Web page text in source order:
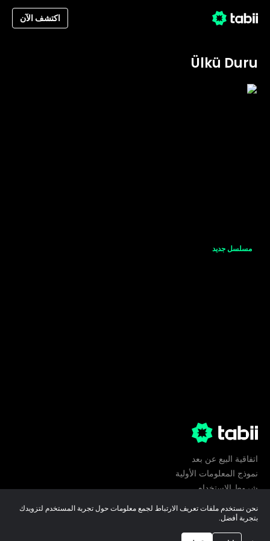
اكتشف الآن
Ülkü Duru
مسلسل جديد
اتفاقية البيع عن بعد
نموذج المعلومات الأولية
شروط الإستخدام
تفضيلات ملفات تعريف الارتباط
نحن نستخدم ملفات تعريف الارتباط لجمع معلومات حول تجربة المستخدم لتزويدك
بتجربة أفضل.